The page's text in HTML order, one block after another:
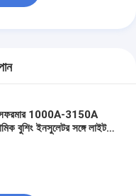
1000A-3150A
বুশিং ইনসুলেটর সঙ্গে লাইটনিং